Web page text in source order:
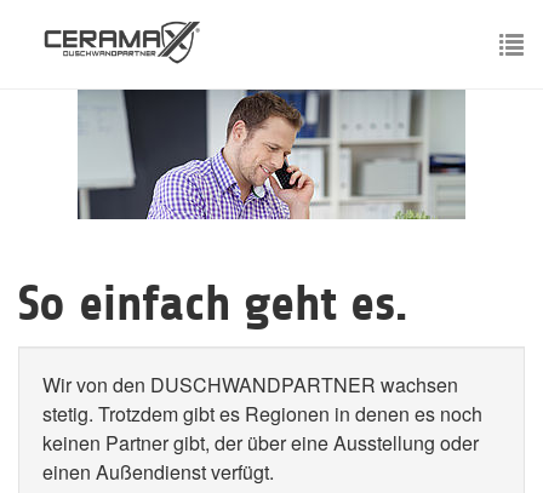
So einfach geht es.
Wir von den DUSCHWANDPARTNER wachsen
stetig. Trotzdem gibt es Regionen in denen es noch
keinen Partner gibt, der über eine Ausstellung oder
einen Außendienst verfügt.